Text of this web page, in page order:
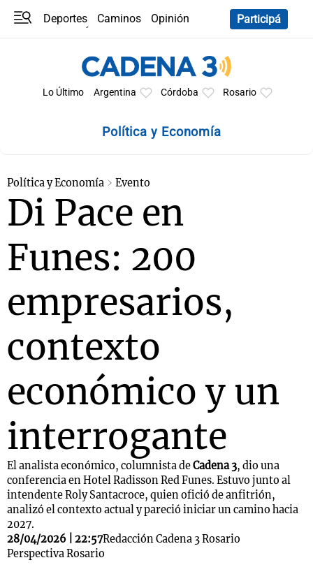
Deportes Caminos
Opinión
Participá
Lo Último Argentina Córdoba Rosario
Política y Economía
Política y Economía Evento
Di Pace en
Funes: 200
empresarios,
contexto
económico y un
interrogante
El analista económico, columnista deCadena 3, dio una
conferencia en Hotel Radisson Red Funes. Estuvo junto al
intendente Roly Santacroce, quien ofició de anfitrión,
analizó el contexto actual y pareció iniciar un camino hacia
2027.
28/04/2026 | 22:57Redacción Cadena 3 Rosario
Perspectiva Rosario